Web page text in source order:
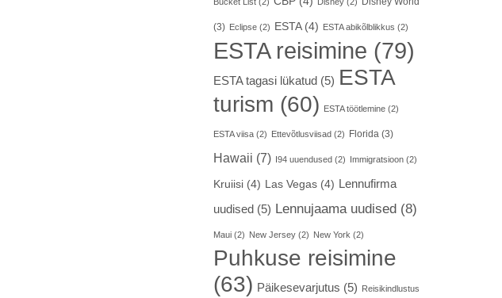
(3) Eclipse(2) ESTA(4) ESTA abikõlblikkus (2)
ESTA reisimine (79)
ESTA tagasi lükatud (5) ESTA
turism (60) ESTA töötlemine(2)
ESTA viisa(2) Ettevõtlusviisad (2) Florida(3)
Hawaii (7) I94 uuendused (2) Immigratsioon(2)
Kruiisi(4) Las Vegas(4) Lennufirma
uudised (5) Lennujaama uudised (8)
Maui(2) New Jersey(2) New York (2)
Puhkuse reisimine
(63) Päikesevarjutus (5) Reisikindlustus